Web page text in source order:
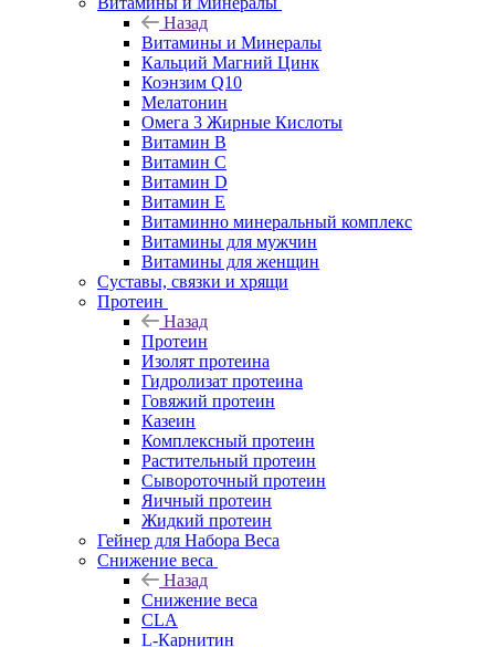
Назад
Витамины и Минералы
Кальций Магний Цинк
Коэнзим Q10
Мелатонин
Омега 3 Жирные Кислоты
Витамин B
Витамин C
Витамин D
Витамин E
Витаминно минеральный комплекс
Витамины для мужчин
Витамины для женщин
Суставы, связки и хрящи
Протеин
Назад
Протеин
Изолят протеина
Гидролизат протеина
Говяжий протеин
Казеин
Комплексный протеин
Растительный протеин
Сывороточный протеин
Яичный протеин
Жидкий протеин
Гейнер для Набора Веса
Снижение веса
Назад
Снижение веса
CLA
L-Карнитин